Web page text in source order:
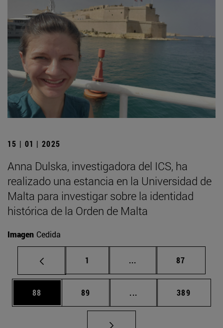
15 | 01 | 2025
Anna Dulska, investigadora del ICS, ha
realizado una estancia en la Universidad de
Malta para investigar sobre la identidad
histórica de la Orden de Malta
Imagen Cedida
Página
1 ... Páginas intermedias
Página
87
Página
88 Página
89 ... Páginas intermedias
Página
389